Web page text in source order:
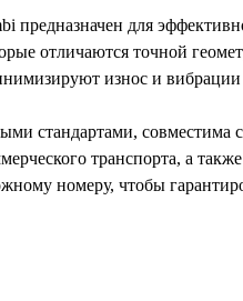
для
отличаются точной
износ и вибрации
стандартами, совместима
транспорта, а
номеру, чтобы